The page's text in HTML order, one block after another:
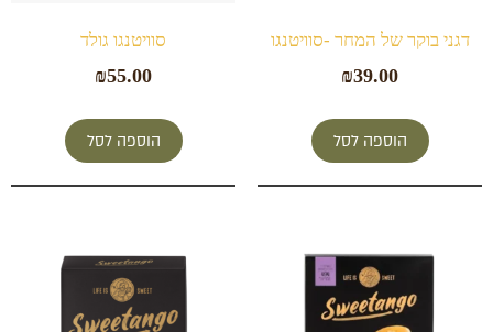
דגני בוקר של המחר -סוויטנגו
₪39.00
הוספה לסל
סוויטנגו גולד
₪55.00
הוספה לסל